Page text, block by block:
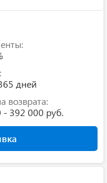
дней
возврата:
- 392 000 руб.